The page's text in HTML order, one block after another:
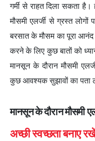
गर्मी से राहत दिला सकता है।
मौसमी एलर्जी से ग्रस्त
बरसात के मौसम का पूरा
करने के लिए कुछ बातों को
मानसून के दौरान मौसमी
कुछ आवश्यक सुझावों का पता
मानसून के दौरान मौसमी
अच्छी स्वच्छता बनाए